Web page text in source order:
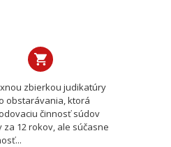
zbierkou judikatúry
obstarávania, ktorá
činnosť súdov
12 rokov, ale súčasne